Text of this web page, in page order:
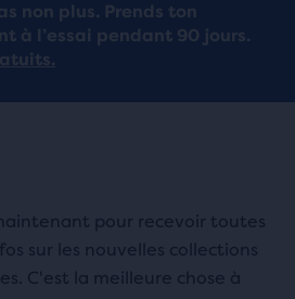
non plus. Prends ton
à l’essai pendant 90 jours.
pour recevoir toutes
sur les nouvelles collections
C'est la meilleure chose à